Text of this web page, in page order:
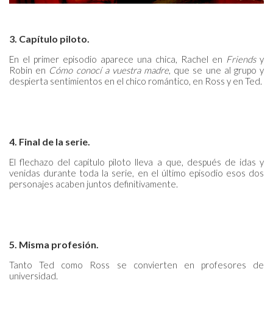
3. Capítulo piloto.
En el primer episodio aparece una chica, Rachel en Friendsy
Robin en Cómo conocí a vuestra madre, que se une al grupo y
despierta sentimientos en el chico romántico, en Ross y en Ted.
4. Final de la serie.
El flechazo del capítulo piloto lleva a que, después de idas y
venidas durante toda la serie, en el último episodio esos dos
personajes acaben juntos definitivamente.
5. Misma profesión.
Tanto Ted como Ross se convierten en profesores de
universidad.